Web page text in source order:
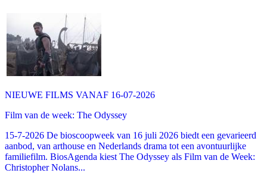
NIEUWE FILMS VANAF 16-07-2026
Film van de week: The Odyssey
15-7-2026 De bioscoopweek van 16 juli 2026 biedt een gevarieerd
aanbod, van arthouse en Nederlands drama tot een avontuurlijke
familiefilm. BiosAgenda kiest The Odyssey als Film van de Week:
Christopher Nolans...